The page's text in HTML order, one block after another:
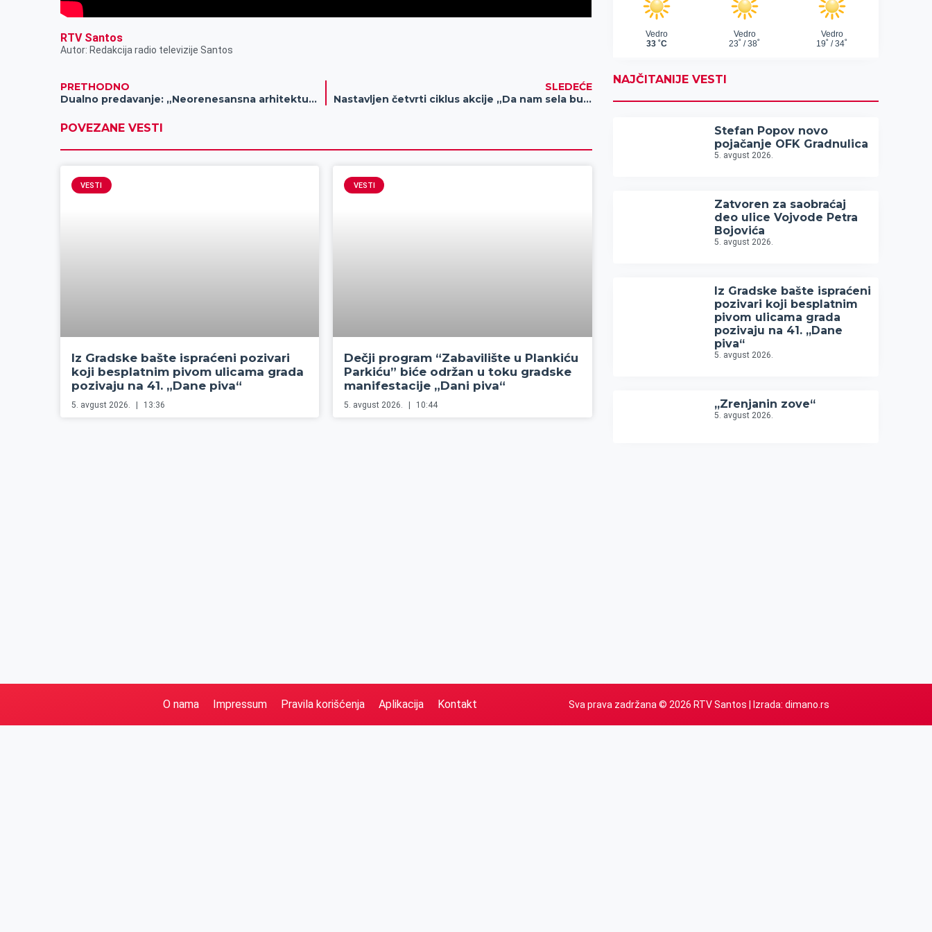
RTV Santos
Autor: Redakcija radio televizije Santos
PRETHODNO
Dualno predavanje: „Neorenesansna arhitektura Zrenjanina“ i „Eho renesanse: kopije dela Leonarda da Vinčija i Rafaela u rimokatoličkim crkvama Zrenjanina“
SLEDEĆE
Nastavljen četvrti ciklus akcije „Da nam sela budu bliza“ posetom Aradcu
POVEZANE VESTI
VESTI
Iz Gradske bašte ispraćeni pozivari
koji besplatnim pivom ulicama grada
pozivaju na 41. „Dane piva“
5. avgust 2026. 13:36
VESTI
Dečji program “Zabavilište u Plankiću
Parkiću” biće održan u toku gradske
manifestacije „Dani piva“
5. avgust 2026. 10:44
NAJČITANIJE VESTI
Stefan Popov novo
pojačanje OFK Gradnulica
5. avgust 2026.
Zatvoren za saobraćaj
deo ulice Vojvode Petra
Bojovića
5. avgust 2026.
Iz Gradske bašte ispraćeni
pozivari koji besplatnim
pivom ulicama grada
pozivaju na 41. „Dane
piva“
5. avgust 2026.
„Zrenjanin zove“
5. avgust 2026.
O nama Impressum Pravila korišćenja Aplikacija Kontakt Sva prava zadržana © 2026 RTV Santos | Izrada: dimano.rs